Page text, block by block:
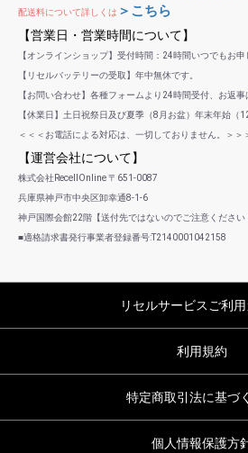
配送料について詳しくは ＞こちら
【営業日・営業時間について】
【オンラインショップ】受付時間：24時間いつでもお申
【リセルバッテリーの受取】年中無休です。
【お問い合わせ】各種フォームより24時間受付、お返事
【休業日】土日祝祭日及び夏季（8月お盆）年末年始（
＜＜＜お電話による対応は、一切しておりません。＞＞
【運営会社について】
株式会社RecellOnline 〒651-0087
兵庫県神戸市中央区卸幸通8-1-6
神戸国際会館22階【送付先ではないのでご注意ください
■適格請求書発行事業者登録番号:T2140001042158
リセルサービスご利
利用規約
特定商取引法に基づ
個人情報保護方